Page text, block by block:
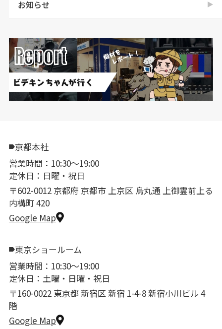
お知らせ
京都本社
営業時間：10:30〜19:00
定休日：日曜・祝日
〒602-0012 京都府 京都市 上京区 烏丸通 上御霊前上る
内構町 420
Google Map
東京ショールーム
営業時間：10:30〜19:00
定休日：土曜・日曜・祝日
〒160-0022 東京都 新宿区 新宿 1-4-8 新宿小川ビル 4
階
Google Map